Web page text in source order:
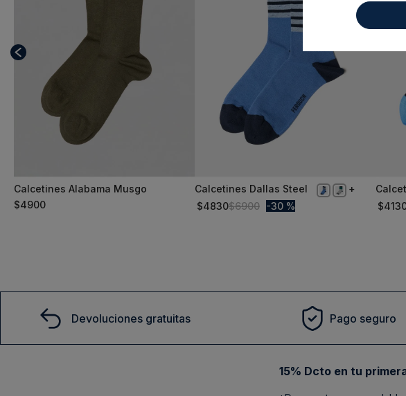
S/T
Calcetines Alabama Musgo
$4900
S/T
Calcetines Dallas Steel
$4830$6900 30 %
S/T
Navy
$
Devoluciones gratuitas Pago seguro
15% Dcto en tu